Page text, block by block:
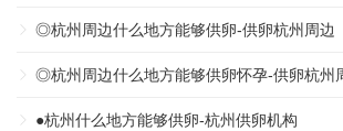
◎杭州周边什么地方能够供卵-供卵杭州周边
◎杭州周边什么地方能够供卵怀孕-供卵杭州
●杭州什么地方能够供卵-杭州供卵机构